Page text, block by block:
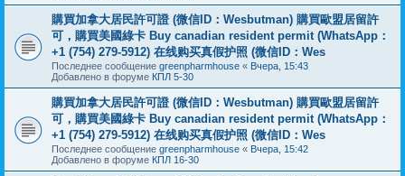
購買加拿大居民許可證 (微信ID：Wesbutman) 購買歐盟居留許
可，購買美國綠卡 Buy canadian resident permit (WhatsApp：
+1 (754) 279-5912) 在线购买真假护照 (微信ID：Wes
Последнее сообщение greenpharmhouse « Вчера, 15:43
Добавлено в форуме КПЛ 5-30
購買加拿大居民許可證 (微信ID：Wesbutman) 購買歐盟居留許
可，購買美國綠卡 Buy canadian resident permit (WhatsApp：
+1 (754) 279-5912) 在线购买真假护照 (微信ID：Wes
Последнее сообщение greenpharmhouse « Вчера, 15:42
Добавлено в форуме КПЛ 16-30